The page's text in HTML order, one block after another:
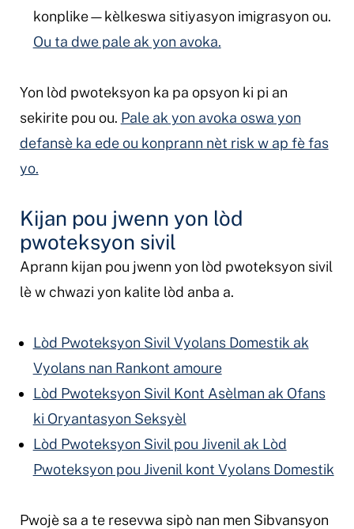
konplike—kèlkeswa sitiyasyon imigrasyon ou.
Ou ta dwe pale ak yon avoka.
Yon lòd pwoteksyon ka pa opsyon ki pi an
sekirite pou ou. Pale ak yon avoka oswa yon
defansè ka ede ou konprann nèt risk w ap fè fas
yo.
Kijan pou jwenn yon lòd
pwoteksyon sivil
Aprann kijan pou jwenn yon lòd pwoteksyon sivil
lè w chwazi yon kalite lòd anba a.
Lòd Pwoteksyon Sivil Vyolans Domestik ak
Vyolans nan Rankont amoure
Lòd Pwoteksyon Sivil Kont Asèlman ak Ofans
ki Oryantasyon Seksyèl
Lòd Pwoteksyon Sivil pou Jivenil ak Lòd
Pwoteksyon pou Jivenil kont Vyolans Domestik
Pwojè sa a te resevwa sipò nan men Sibvansyon